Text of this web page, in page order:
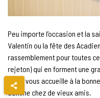
Peu importe l’occasion et la
Valentin ou la fête des
rassemblement pour toutes
rejeton) qui en forment une
où on vous accueille à la
Comme chez de vieux amis.